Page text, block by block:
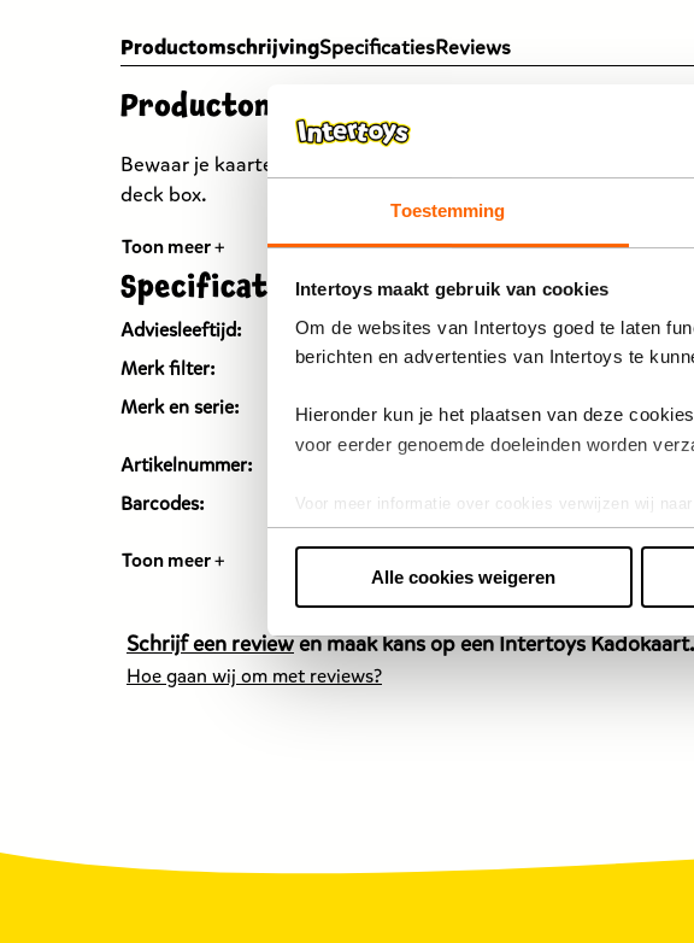
Toestemming
Intertoys maakt gebruik van cookies
Om de websites van Intertoys goed te laten
berichten en advertenties van Intertoys te
Hieronder kun je het plaatsen van deze
voor eerder genoemde doeleinden worden
Voor meer informatie over cookies verwijzen wij
Alle cookies weigeren
ProductomschrijvingSpecificatiesReviews
Productomschrijving
Bewaar je kaarten veilig in deze mooie Disney Lorcana TCG
deck box.
Toon meer +
Specificaties
Adviesleeftijd:
Vanaf 8 tot 99 jaar
Merk filter:
Ravensburger
Merk en serie:
Ravensburger Disney
Artikelnummer:
Barcodes:
4050368985361
Toon meer +
Schrijf een reviewen maak kans op een Intertoys
Hoe gaan wij om met reviews?